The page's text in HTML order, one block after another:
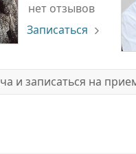
нет отзывов
Записаться
и записаться на